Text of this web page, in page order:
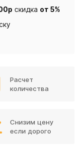
скидка от 5%
Расчет
количества
Снизим цену
если дорого